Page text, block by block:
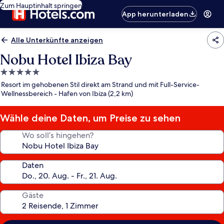
Zum Hauptinhalt springen
App herunterladen
Alle Unterkünfte anzeigen
Nobu Hotel Ibiza Bay
5.0-
Sterne-
Unterkunft
Resort im gehobenen Stil direkt am Strand und mit Full-Service-
Wellnessbereich - Hafen von Ibiza (2,2 km)
Wähle deine Daten, um Preise zu sehen
Wo soll’s hingehen?
Daten
Gäste